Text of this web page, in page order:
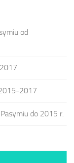
od
2017
do 2015 r.